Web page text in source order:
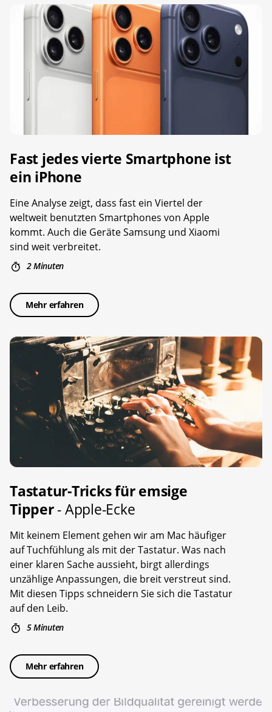
Fast jedes vierte Smartphone ist
ein iPhone
Eine Analyse zeigt, dass fast ein Viertel der
weltweit benutzten Smartphones von Apple
kommt. Auch die Geräte Samsung und Xiaomi
sind weit verbreitet.
2 Minuten
Mehr erfahren
Tastatur-Tricks für emsige
Tipper- Apple-Ecke
Mit keinem Element gehen wir am Mac häufiger
auf Tuchfühlung als mit der Tastatur. Was nach
einer klaren Sache aussieht, birgt allerdings
unzählige Anpassungen, die breit verstreut sind.
Mit diesen Tipps schneidern Sie sich die Tastatur
auf den Leib.
5 Minuten
Mehr erfahren